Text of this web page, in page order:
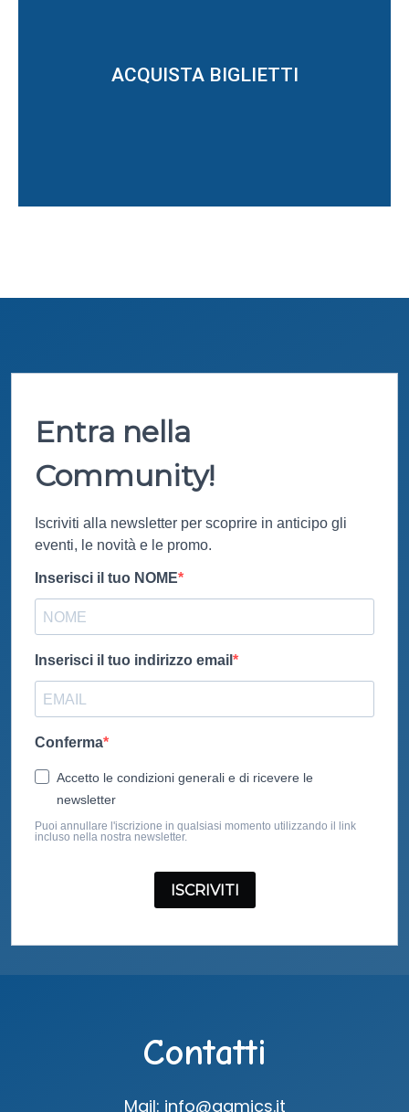
ACQUISTA BIGLIETTI
Entra nella
Community!
Iscriviti alla newsletter per scoprire in anticipo gli
eventi, le novità e le promo.
Inserisci il tuo NOME
Inserisci il tuo indirizzo email
Conferma
Accetto le condizioni generali e di ricevere le
newsletter
Puoi annullare l'iscrizione in qualsiasi momento utilizzando il link
incluso nella nostra newsletter.
ISCRIVITI
Contatti
Mail: info@gamics.it